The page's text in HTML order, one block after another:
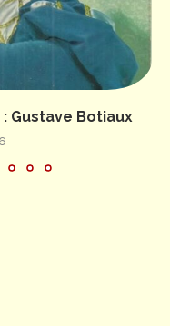
: Gustave Botiaux